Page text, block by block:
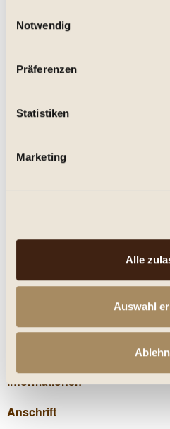
Notwendig
Präferenzen
Statistiken
Marketing
Alle
Auswahl
Artikel-Nr.:
Beschreibung
mehr
Kunden kauften auch
Kunden haben sich ebenfalls
Informationen
Anschrift